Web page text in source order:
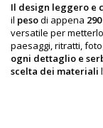
Il design leggero e
il pesodi appena
versatile per
paesaggi, ritratti,
ogni dettaglio e
scelta dei materiali